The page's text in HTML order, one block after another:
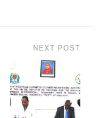
NEXT POST